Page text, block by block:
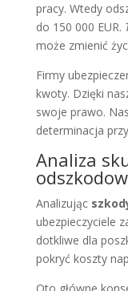
pracy. Wtedy
do 150 000 EUR.
może zmienić
Firmy
kwoty. Dzięki
swoje prawo.
determinacja
Analiza
Analizując
ubezpieczyciele
dotkliwe dla
pokryć koszty